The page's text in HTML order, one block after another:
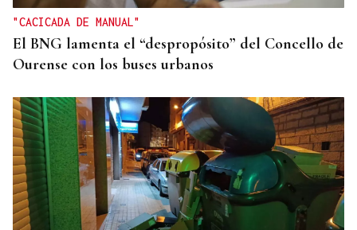
"CACICADA DE MANUAL"
El BNG lamenta el “despropósito” del Concello de
Ourense con los buses urbanos